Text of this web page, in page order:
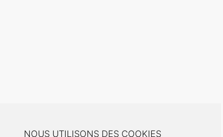
NOUS UTILISONS DES COOKIES